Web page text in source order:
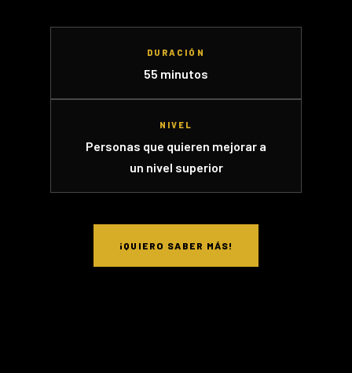
DURACIÓN
55 minutos
NIVEL
Personas que quieren mejorar a
un nivel superior
¡QUIERO SABER MÁS!